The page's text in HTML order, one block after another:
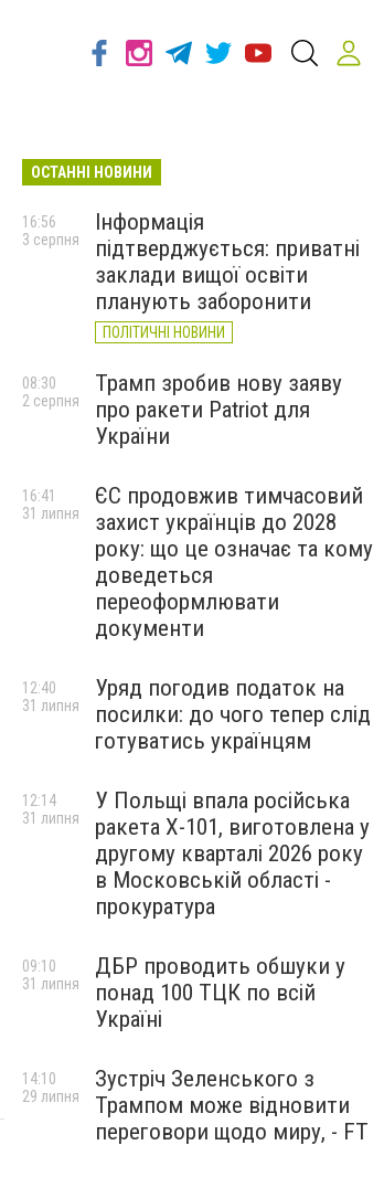
ОСТАННІ НОВИНИ
Інформація
підтверджується: приватні
заклади вищої освіти
планують заборонити
ПОЛІТИЧНІ НОВИНИ
16:56
3 серпня
Трамп зробив нову заяву
про ракети Patriot для
України
08:30
2 серпня
ЄС продовжив тимчасовий
захист українців до 2028
року: що це означає та кому
доведеться
переоформлювати
документи
16:41
31 липня
Уряд погодив податок на
посилки: до чого тепер слід
готуватись українцям
12:40
31 липня
У Польщі впала російська
ракета X-101, виготовлена у
другому кварталі 2026 року
в Московській області -
прокуратура
12:14
31 липня
ДБР проводить обшуки у
понад 100 ТЦК по всій
Україні
09:10
31 липня
Зустріч Зеленського з
Трампом може відновити
переговори щодо миру, - FT
14:10
29 липня